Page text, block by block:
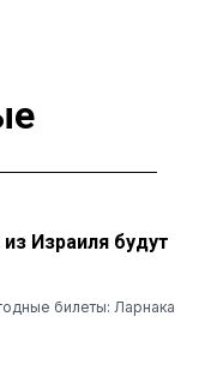
Израиля будут
билеты: Ларнака